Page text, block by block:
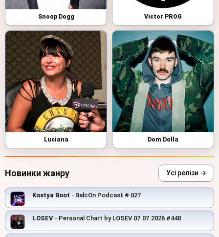
Snoop Dogg Victor PROG
Luciana Dom Dolla
Новинки жанру Усі релізи →
Kostya Boot - BalcOn Podcast # 027
LOSEV - Personal Chart by LOSEV 07.07.2026 #448